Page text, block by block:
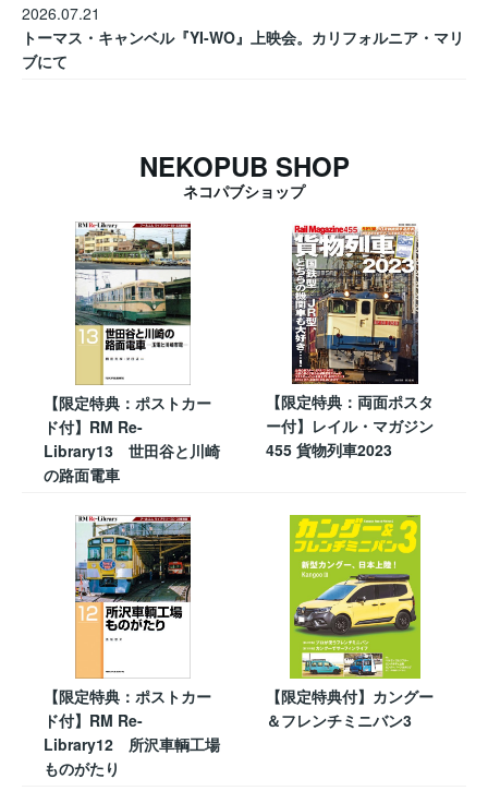
2026.07.21
トーマス・キャンベル『YI-WO』上映会。カリフォルニア・マリ
ブにて
NEKOPUB SHOP
ネコパブショップ
【限定特典：ポストカー
ド付】RM Re-
Library13 世田谷と川崎
の路面電車
【限定特典：両面ポスタ
ー付】レイル・マガジン
455 貨物列車2023
【限定特典：ポストカー
ド付】RM Re-
Library12 所沢車輌工場
ものがたり
【限定特典付】カングー
＆フレンチミニバン3